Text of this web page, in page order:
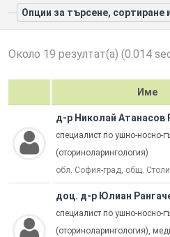
Опции за търсене, сортиране
Около 19 резултат(а) (0.014
Име
д-р Николай Атанасов
специалист по ушно-носно-
(оториноларингология)
обл. София-град, общ.
доц. д-р Юлиан
специалист по ушно-носно-
(оториноларингология),